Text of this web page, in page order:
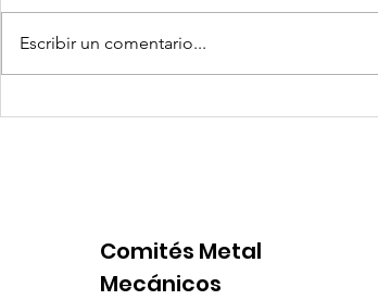
Quilla Resources US$ 25
Escribir un comentario...
Comités Metal
Mecánicos